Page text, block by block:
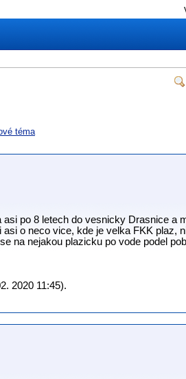
téma
po 8 letech do vesnicky Drasnice a
o neco vice, kde je velka FKK plaz,
na nejakou plazicku po vode podel
2020 11:45).